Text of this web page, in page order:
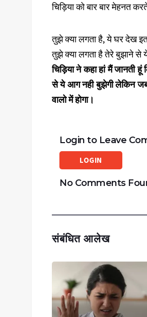
चिड़िया को बार बार मेहनत
तुझे क्या लगता है, ये घर देख
तुझे क्या लगता है तेरे बुझाने से
चिड़िया ने कहा हां मैं जानती
से ये आग नही बुझेगी लेकिन जब
वालो में होगा।
Login to Leave
LOGIN
No Comments
संबंधित आलेख